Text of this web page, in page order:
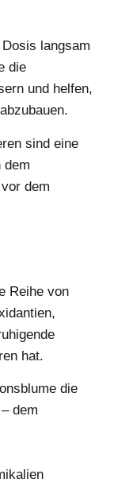
langsam
die
und helfen,
sind eine
dem
dem
Reihe von
hat.
die
dem